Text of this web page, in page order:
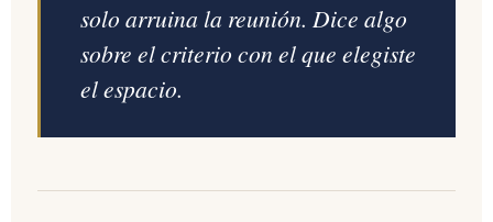
solo arruina la reunión. Dice algo
sobre el criterio con el que elegiste
el espacio.